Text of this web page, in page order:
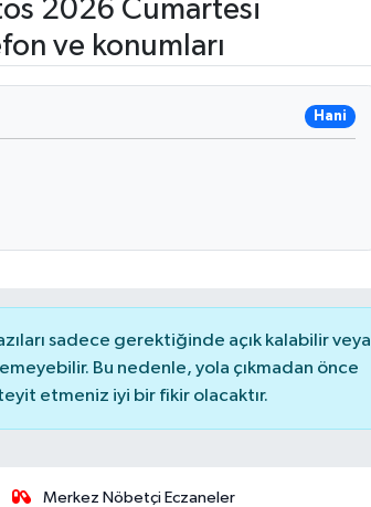
2026 Cumartesi
ve konumları
Hani
sadece gerektiğinde açık kalabilir veya
Bu nedenle, yola çıkmadan önce
etmeniz iyi bir fikir olacaktır.
Merkez Nöbetçi Eczaneler